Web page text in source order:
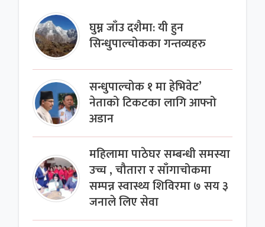
घुम्न जाँउ दशैमा: यी हुन
सिन्धुपाल्चोकका गन्तव्यहरु
सन्धुपाल्चोक १ मा हेभिवेट’
नेताको टिकटका लागि आफ्नो
अडान
महिलामा पाठेघर सम्बन्धी समस्या
उच्च , चौतारा र साँगाचोकमा
सम्पन्न स्वास्थ्य शिविरमा ७ सय ३
जनाले लिए सेवा